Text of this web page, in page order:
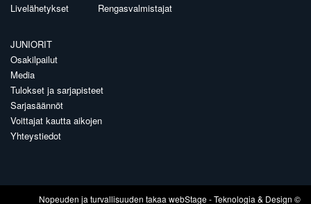
Livelähetykset
Rengasvalmistajat
JUNIORIT
Osakilpailut
Media
Tulokset ja sarjapisteet
Sarjasäännöt
Voittajat kautta aikojen
Yhteystiedot
Nopeuden ja turvallisuuden takaa webStage- Teknologia & Design ©